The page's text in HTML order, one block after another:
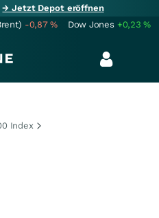
→ Jetzt Depot eröffnen
-0,87% Dow Jones +0,23%
Index